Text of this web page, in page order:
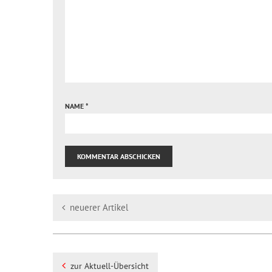
NAME *
neuerer Artikel
zur Aktuell-Übersicht